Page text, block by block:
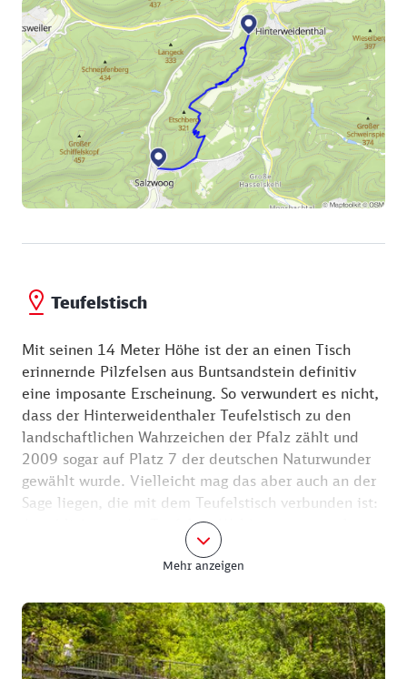
Teufelstisch
Mit seinen 14 Meter Höhe ist der an einen Tisch
erinnernde Pilzfelsen aus Buntsandstein definitiv
eine imposante Erscheinung. So verwundert es nicht,
dass der Hinterweidenthaler Teufelstisch zu den
landschaftlichen Wahrzeichen der Pfalz zählt und
2009 sogar auf Platz 7 der deutschen Naturwunder
gewählt wurde. Vielleicht mag das aber auch an der
Sage liegen, die mit dem Teufelstisch verbunden ist:
Angeblich war der Teufel im Wald unterwegs, als er
Hunger bekam. Da er nirgendwo einen Tisch
entdeckten konnte, bastelte er sich diesen
Felsblöcken. Nachdem er sich satt gegessen hatte,
ließ er den Felstisch einfach stehen und ging weiter
seines Weges. Was vielleicht auch an dessen Gewicht
Mehr anzeigen